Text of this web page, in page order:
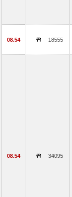
08.54 18555
08.54 34095